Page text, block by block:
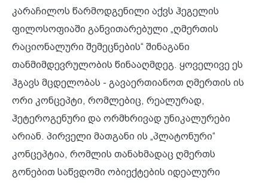
კარაჩილოს წარმოდგენილი აქვს ჰეგელის
ფილოსოფიაში განვითარებული „ღმერთის
რაციონალური შემეცნების“ შინაგანი
თანმიმდევრულობის წინააღმდეგ. ყოველივე ეს
ჰგავს მცდელობას - გავაერთიანოთ ღმერთის ის
ორი კონცეპტი, რომლებიც, რეალურად,
ჰეტეროგენური და ორმხრივად უნიკალურები
არიან. პირველი მათგანი ის „პლატონური“
კონცეპტია, რომლის თანახმადაც ღმერთს
გონებით საწვდომი ობიექტების იდეალური